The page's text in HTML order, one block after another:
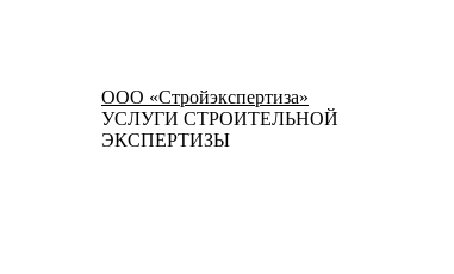
ООО «Стройэкспертиза»
УСЛУГИ СТРОИТЕЛЬНОЙ
ЭКСПЕРТИЗЫ